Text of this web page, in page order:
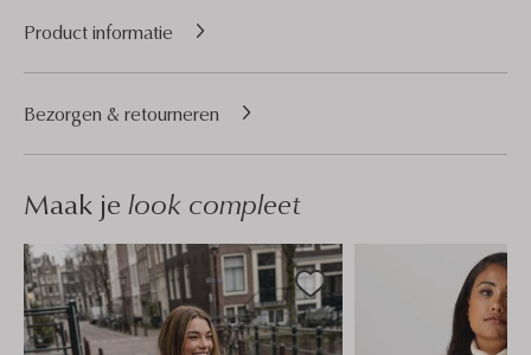
Product informatie
Bezorgen & retourneren
Maak je look compleet